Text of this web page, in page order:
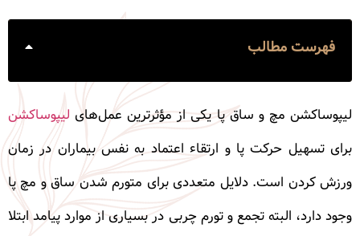
فهرست مطالب
لیپوساکشن مچ و ساق پا یکی از مؤثرترین عمل‌های لیپوساکشن
برای تسهیل حرکت پا و ارتقاء اعتماد به نفس بیماران در زمان
ورزش کردن است. دلایل متعددی برای متورم شدن ساق و مچ پا
وجود دارد، البته تجمع و تورم چربی در بسیاری از موارد پیامد ابتلا